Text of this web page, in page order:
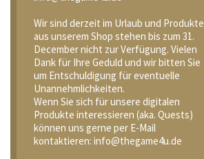
Wir sind derzeit im Urlaub und Produkte
aus unserem Shop stehen bis zum 31.
December nicht zur Verfügung. Vielen
Dank für Ihre Geduld und wir bitten Sie
um Entschuldigung für eventuelle
Unannehmlichkeiten.
Wenn Sie sich für unsere digitalen
Produkte interessieren (aka. Quests)
können uns gerne per E-Mail
kontaktieren: info@thegame4u.de